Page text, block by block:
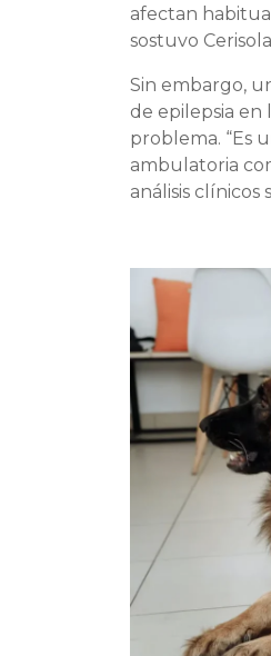
afectan
sostuvo
Sin embargo,
de epilepsia
problema. “Es
ambulatoria
análisis clínicos